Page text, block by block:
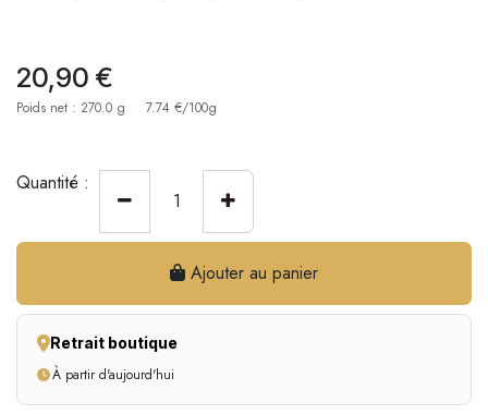
20,90 €
Poids net : 270.0 g 7.74 €/100g
Quantité :
Ajouter au panier
Retrait boutique
À partir d'aujourd'hui